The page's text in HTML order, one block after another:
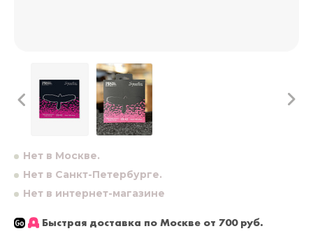
Нет в Москве.
Нет в Санкт-Петербурге.
Нет в интернет-магазине
Быстрая доставка по Москве от 700 руб.